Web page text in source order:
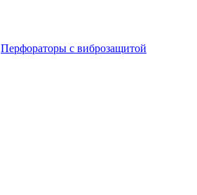
Перфораторы с виброзащитой